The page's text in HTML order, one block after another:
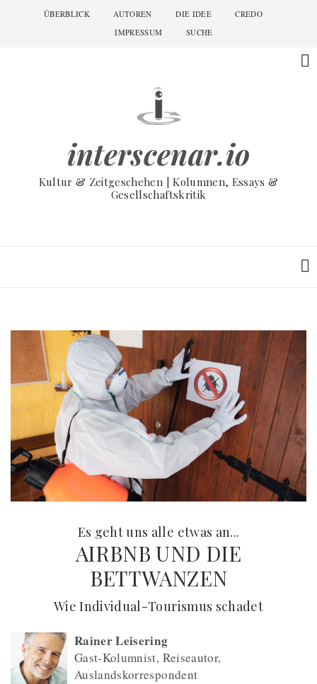
ÜBERBLICK AUTOREN DIE IDEE
CREDO
IMPRESSUM
SUCHE
interscenar.io
Kultur & Zeitgeschehen | Kolumnen, Essays &
Gesellschaftskritik
Es geht uns alle etwas an...
AIRBNB UND DIE
BETTWANZEN
(
Wie Individual-Tourismus schadet
Rainer Leisering
Gast-Kolumnist, Reiseautor,
Auslandskorrespondent